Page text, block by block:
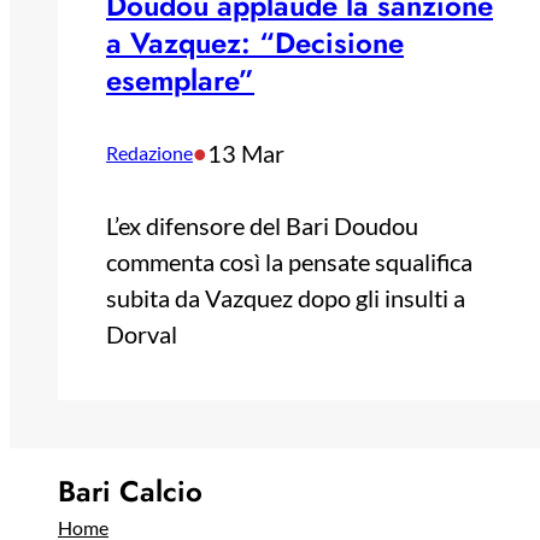
a Vazquez: “Decisione
esemplare”
Redazione•13 Mar
L’ex difensore del Bari Doudou
commenta così la pensate squalifica
subita da Vazquez dopo gli insulti a
Dorval
Bari Calcio
Home